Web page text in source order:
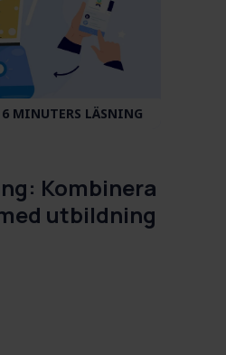
6 MINUTERS LÄSNING
Kombinera
utbildning